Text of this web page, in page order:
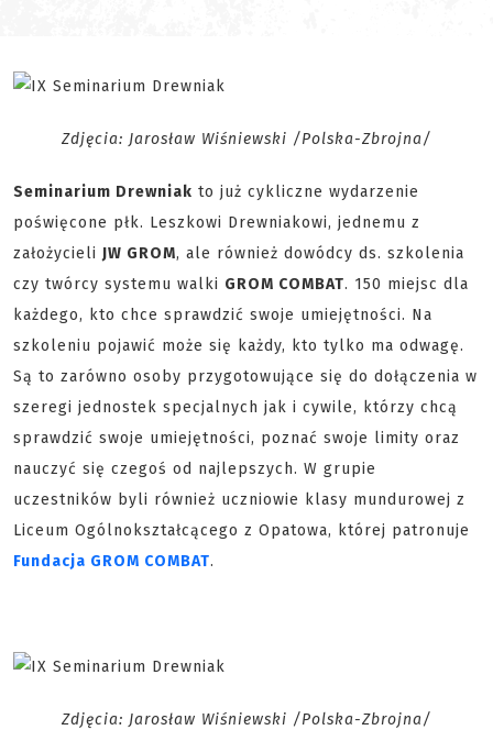
Zdjęcia: Jarosław Wiśniewski /Polska-Zbrojna/
Seminarium Drewniak to już cykliczne wydarzenie
poświęcone płk. Leszkowi Drewniakowi, jednemu z
założycieli JW GROM, ale również dowódcy ds. szkolenia
czy twórcy systemu walki GROM COMBAT. 150 miejsc dla
każdego, kto chce sprawdzić swoje umiejętności. Na
szkoleniu pojawić może się każdy, kto tylko ma odwagę.
Są to zarówno osoby przygotowujące się do dołączenia w
szeregi jednostek specjalnych jak i cywile, którzy chcą
sprawdzić swoje umiejętności, poznać swoje limity oraz
nauczyć się czegoś od najlepszych. W grupie
uczestników byli również uczniowie klasy mundurowej z
Liceum Ogólnokształcącego z Opatowa, której patronuje
Fundacja GROM COMBAT.
Zdjęcia: Jarosław Wiśniewski /Polska-Zbrojna/